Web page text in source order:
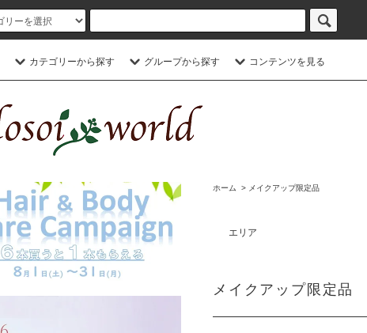
カテゴリーから探す グループから探す コンテンツを見る
ホーム > メイクアップ限定品
エリア
メイクアップ限定品